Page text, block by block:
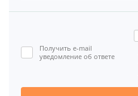



Получить e-mail
уведомление об ответе